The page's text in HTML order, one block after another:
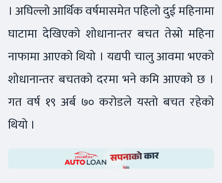
। अघिल्लो आर्थिक वर्षमासमेत पहिलो दुई महिनामा
घाटामा देखिएको शोधानान्तर बचत तेस्रो महिना
नाफामा आएको थियो । यद्यपी चालु आवमा भएको
शोधानान्तर बचतको दरमा भने कमि आएको छ ।
गत वर्ष १९ अर्ब ७० करोडले यस्तो बचत रहेको
थियो ।